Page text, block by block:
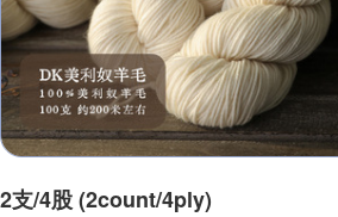
2支/4股 (2count/4ply)